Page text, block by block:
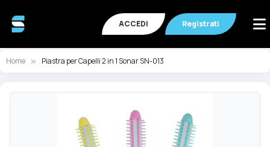
ACCEDI Registrati
Home Piastra per Capelli 2 in 1 Sonar SN-013
Vai
Vai